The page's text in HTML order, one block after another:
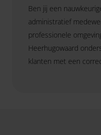
Ben jij een
administratief
professionele
Heerhugowaard
klanten met een
administratie en krijg